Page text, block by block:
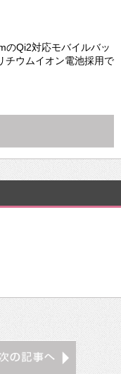
のQi2対応モバイルバッ
ウムイオン電池採用で